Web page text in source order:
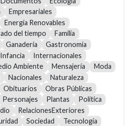
Empresariales
Energía Renovables
del tiempo
Familia
Ganadería
Gastronomía
Infancia
Internacionales
Ambiente Mensajería
Moda
Nacionales
Naturaleza
Obituarios
Obras Públicas
Personajes Plantas
Política
RelacionesExteriores
Sociedad
Tecnología